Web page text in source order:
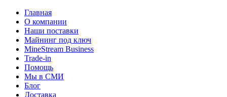
Главная
О компании
Наши поставки
Майнинг под ключ
MineStream Business
Trade-in
Помощь
Мы в СМИ
Блог
Доставка